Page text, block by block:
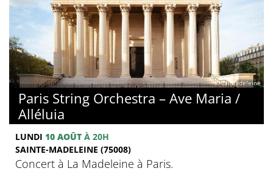
© La Madeleine
Paris String Orchestra – Ave Maria /
Alléluia
LUNDI 10 AOÛT À 20H
SAINTE-MADELEINE (75008)
Concert à La Madeleine à Paris.